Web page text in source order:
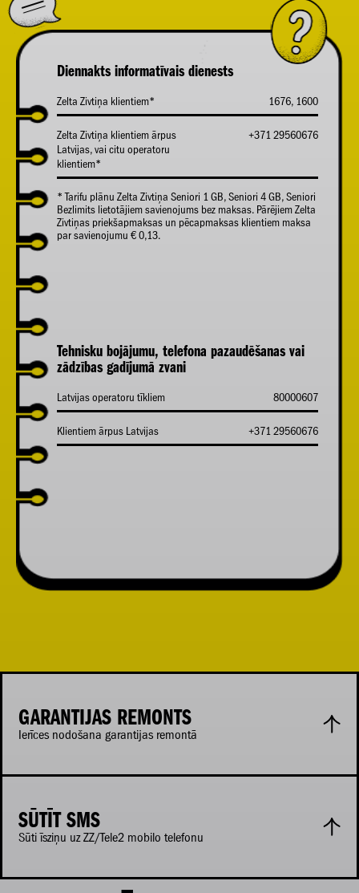
Diennakts informatīvais dienests
Zelta Zivtiņa klientiem* 1676, 1600
Zelta Zivtiņa klientiem ārpus
Latvijas, vai citu operatoru
klientiem*
+371 29560676
* Tarifu plānu Zelta Zivtiņa Seniori 1 GB, Seniori 4 GB, Seniori
Bezlimits lietotājiem savienojums bez maksas. Pārējiem Zelta
Zivtiņas priekšapmaksas un pēcapmaksas klientiem maksa
par savienojumu € 0,13.
Tehnisku bojājumu, telefona pazaudēšanas vai
zādzības gadījumā zvani
Latvijas operatoru tīkliem 80000607
Klientiem ārpus Latvijas +371 29560676
GARANTIJAS REMONTS
Ierīces nodošana garantijas remontā
SŪTĪT SMS
Sūti īsziņu uz ZZ/Tele2 mobilo telefonu